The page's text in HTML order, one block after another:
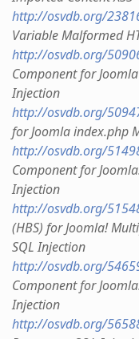
http://osvdb.org/
Variable Malformed
http://osvdb.org/
Component for
Injection
http://osvdb.org/
for Joomla index.php
http://osvdb.org/
Component for
Injection
http://osvdb.org/
(HBS) for Joomla!
SQL Injection
http://osvdb.org/
Component for
Injection
http://osvdb.org/